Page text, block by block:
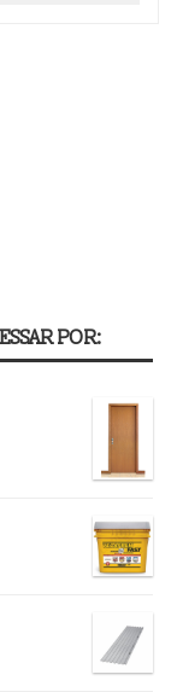
POR: